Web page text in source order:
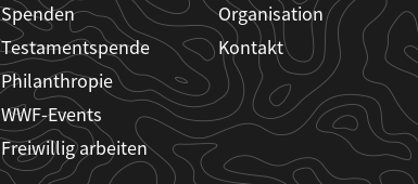
Spenden
Testamentspende
Philanthropie
WWF-Events
Freiwillig arbeiten
Organisation
Kontakt